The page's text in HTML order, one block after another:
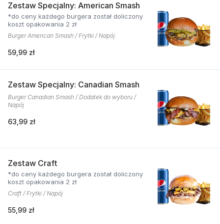
Zestaw Specjalny: American Smash
*do ceny każdego burgera został doliczony
koszt opakowania 2 zł
Burger American Smash / Frytki / Napój
59,99 zł
Zestaw Specjalny: Canadian Smash
Burger Canadian Smash / Dodatek do wyboru /
Napój
63,99 zł
Zestaw Craft
*do ceny każdego burgera został doliczony
koszt opakowania 2 zł
Craft / Frytki / Napój
55,99 zł